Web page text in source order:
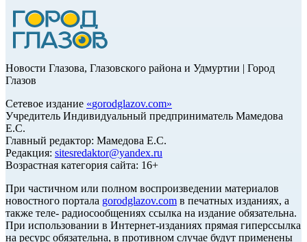
Новости Глазова, Глазовского района и Удмуртии | Город
Глазов
Сетевое издание «gorodglazov.com»
Учредитель Индивидуальный предприниматель Мамедова
Е.С.
Главный редактор: Мамедова Е.С.
Редакция: sitesredaktor@yandex.ru
Возрастная категория сайта: 16+
При частичном или полном воспроизведении материалов
новостного портала gorodglazov.com в печатных изданиях, а
также теле- радиосообщениях ссылка на издание обязательна.
При использовании в Интернет-изданиях прямая гиперссылка
на ресурс обязательна, в противном случае будут применены